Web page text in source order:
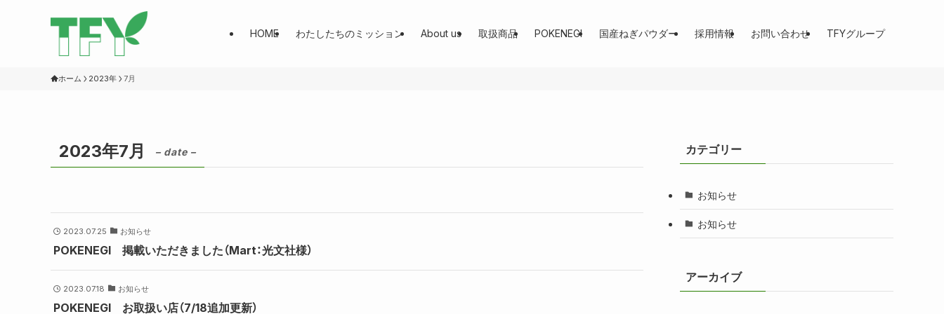
HOME わたしたちのミッション About us 取扱商品 POKENEGI 国産ねぎパウダー 採用情報 お問い合わせ TFYグループ
ホーム 2023年 7月
2023年7月 – date –
2023.07.25 お知らせ
POKENEGI 掲載いただきました（Mart：光文社様）
2023.07.18 お知らせ
POKENEGI お取扱い店（7/18追加更新）
カテゴリー
お知らせ
お知らせ
アーカイブ